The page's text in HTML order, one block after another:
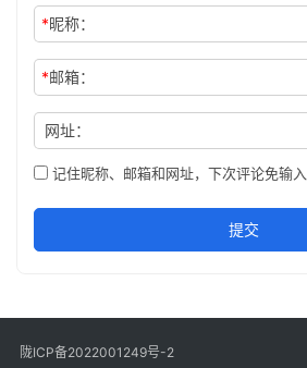
*昵称：
*邮箱：
网址：
记住昵称、邮箱和网址，下次评论免输入
提交
陇ICP备2022001249号-2